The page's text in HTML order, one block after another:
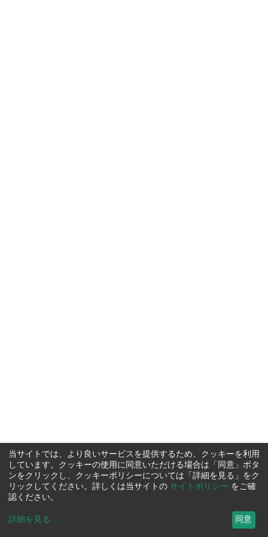
当サイトでは、より良いサービスを提供するため、クッキーを利用
しています。クッキーの使用に同意いただける場合は「同意」ボタ
ンをクリックし、クッキーポリシーについては「詳細を見る」をク
リックしてください。詳しくは当サイトの サイトポリシー をご確
認ください。
詳細を見る ... 同意